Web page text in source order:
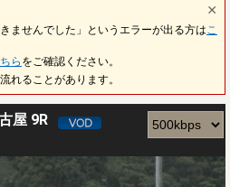
ませんでした」というエラーが出る方は こ
ら をご確認ください。
れることがあります。
屋 9R